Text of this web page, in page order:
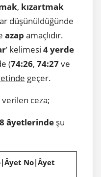
, kızartmak
düşünüldüğünde
azap amaçlıdır.
’ kelimesi 4 yerde
(74:26, 74:27ve
geçer.
verilen ceza;
âyetlerinde şu
No|Âyet